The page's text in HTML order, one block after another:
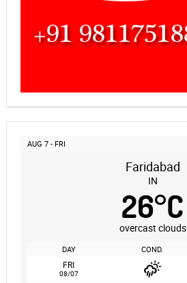
AUG 7 - FRI
Faridabad
IN
26°C
overcast clouds
DAY COND.
FRI
08/07